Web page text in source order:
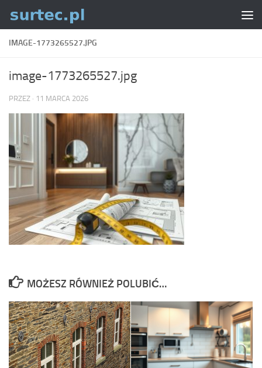
Skip to content
IMAGE-1773265527.JPG
image-1773265527.jpg
PRZEZ · 11 MARCA 2026
MOŻESZ RÓWNIEŻ POLUBIĆ…